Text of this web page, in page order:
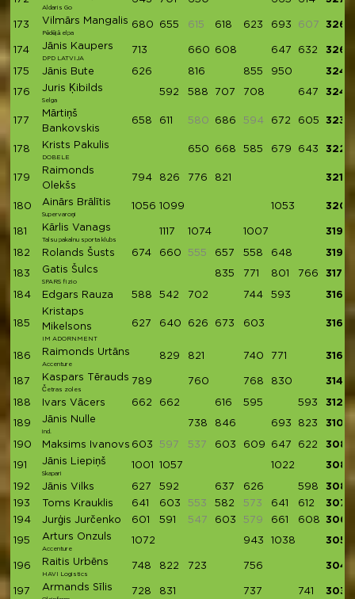
Aldaris Go
173 Vilmārs Mangalis
Pēdējā elpa
680 655 615 618 623 693 607 3269
174 Jānis Kaupers
DPD LATVIJA
713 660 608 647 632 3260
175 Jānis Bute 626 816 855 950 3247
176 Juris Ķibilds
Selga
592 588 707 708 647 3242
177
Mārtiņš
Bankovskis
658 611 580 686 594 672 605 3232
178 Krists Pakulis
DOBELE
650 668 585 679 643 3225
179
Raimonds
Olekšs
794 826 776 821 3217
180 Ainārs Brālītis
Supervaroņi
1056 1099 1053 3208
181 Kārlis Vanags
Talsu pakalnu sporta klubs
1117 1074 1007 3198
182 Rolands Šusts 674 660 555 657 558 648 3197
183 Gatis Šulcs
SPARS fizio
835 771 801 766 3173
184 Edgars Rauza 588 542 702 744 593 3169
185
Kristaps
Mikelsons
IM ADORNMENT
627 640 626 673 603 3169
186 Raimonds Urtāns
Accenture
829 821 740 771 3161
187 Kaspars Tērauds
Četras zoles
789 760 768 830 3147
188 Ivars Vācers 662 662 616 595 593 3128
189 Jānis Nulle
ind.
738 846 693 823 3100
190 Maksims Ivanovs 603 597 537 603 609 647 622 3084
191 Jānis Liepiņš
Skapari
1001 1057 1022 3080
192 Jānis Vilks 627 592 637 626 598
3080
193
Toms Krauklis 641 603 553 582 573 641 612
3079
194
Jurģis Jurčenko 601 591 547 603 579 661 608 3064
195 Arturs Onzuls
Accenture
1072 943 1038 3053
196 Raitis Urbēns
HAVI Logistics
748 822 723 756 3049
197 Armands Sīlis 728 831 737 741 3037